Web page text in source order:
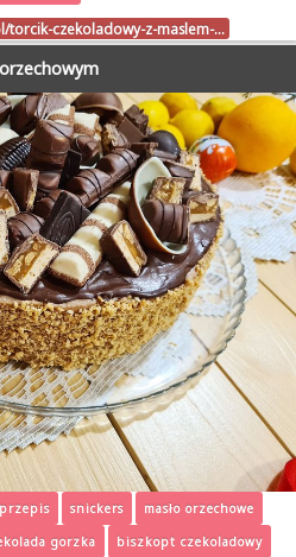
torcik-czekoladowy-z-maslem-…
przepis snickers
masło orzechowe
gorzka
biszkopt czekoladowy